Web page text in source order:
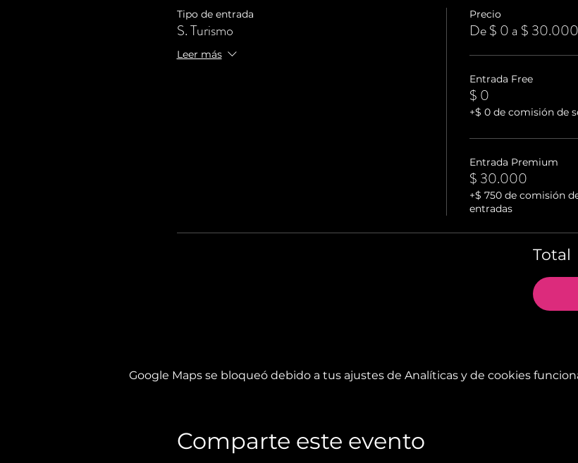
Tipo de entrada
S. Turismo
Leer más
Precio
De $ 0 a $ 30.000
Entrada Free
$ 0
+$ 0 de comisión de
Entrada Premium
$ 30.000
+$ 750 de comisión
entradas
Total
Google Maps se bloqueó debido a tus ajustes de Analíticas y de cookies
Comparte este evento